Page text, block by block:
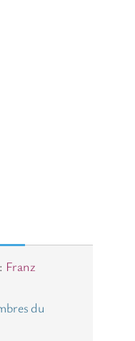
Franz
du